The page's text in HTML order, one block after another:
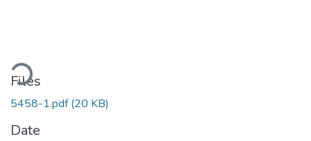
Files
5458-1.pdf(20 KB)
Date